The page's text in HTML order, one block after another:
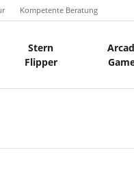
Kompetente Beratung
Stern
Flipper